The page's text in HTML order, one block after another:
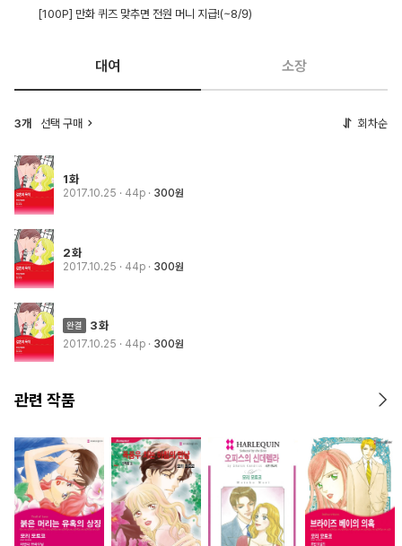
[100P] 만화 퀴즈 맞추면 전원 머니 지급!(~8/9)
대여 소장
3개 선택 구매 회차순
1화
2017.10.25 · 44p 300원
2화
2017.10.25 · 44p 300원
3화
2017.10.25 · 44p 300원
관련 작품